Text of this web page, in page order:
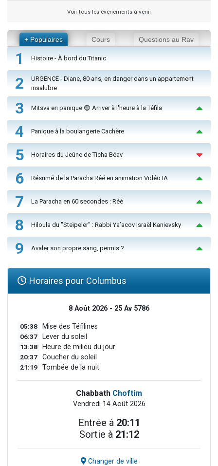
Voir tous les événements à venir
+ Populaires Cours Questions au Rav
1 Histoire - À bord du Titanic
2
URGENCE - Diane, 80 ans, en danger dans un appartement
insalubre
3 Mitsva en panique 😨 Arriver à l'heure à la Téfila
4 Panique à la boulangerie Cachère
5 Horaires du Jeûne de Ticha Béav
6 Résumé de la Paracha Réé en animation Vidéo IA
7 La Paracha en 60 secondes : Réé
8 Hiloula du "Steïpeler" : Rabbi Ya’acov Israël Kanievsky
9 Avaler son propre sang, permis ?
Horaires pour Columbus
8 Août 2026 - 25 Av 5786
05:38 Mise des Téfilines
06:37 Lever du soleil
13:38 Heure de milieu du jour
20:37 Coucher du soleil
21:19 Tombée de la nuit
Chabbath Choftim
Vendredi 14 Août 2026
Entrée à 20:11
Sortie à 21:12
Changer de ville